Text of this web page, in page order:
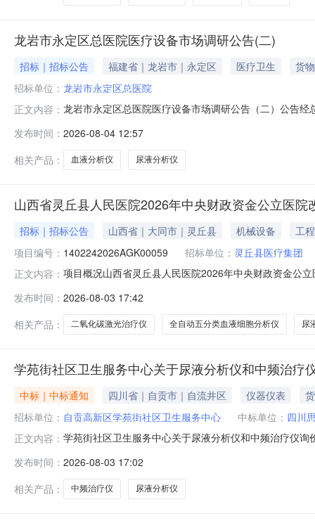
龙岩市永定区总医院医疗设备市场调研公告(二)
招标｜招标公告 福建省｜龙岩市｜永定区 医疗卫生
货物
招标单位： 龙岩市永定区总医院
正文内容： 龙岩市永定区总医院医疗设备市场调研公告（二）公告
产品目录；2.测试项目：检测速度：≥60样本每小时，检
全血、末梢全血、自动预稀释血
发布时间： 2026-08-04 12:57
相关产品：
血液分析仪 尿液分析仪
山西省灵丘县人民医院2026年中央财政资金公立医
招标｜招标公告 山西省｜大同市｜灵丘县 机械设备
工程
项目编号： 1402242026AGK00059 招标单位： 灵丘县医疗集团
正文内容： 项目概况山西省灵丘县人民医院2026年中央财政资金公
量发展示范项目设备购置项目预算金额（元）：
发布时间： 2026-08-03 17:42
相关产品：
二氧化碳激光治疗仪 全自动五分类血液细胞分析仪 尿
学苑街社区卫生服务中心关于尿液分析仪和中频治疗
中标｜中标通知 四川省｜自贡市｜自流井区 仪器仪表
招标单位： 自贡高新区学苑街社区卫生服务中心 中标单位： 四川
正文内容： 学苑街社区卫生服务中心关于尿液分析仪和中频治疗仪
公示如下：一、项目名称尿液分析仪和中频治疗仪采购
公示期限自本公告发布之日起3
发布时间： 2026-08-03 17:02
相关产品：
中频治疗仪 尿液分析仪